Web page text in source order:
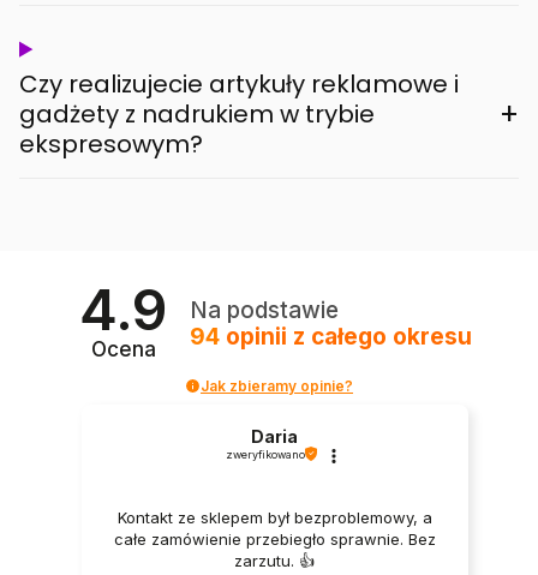
Czy realizujecie artykuły reklamowe i
gadżety z nadrukiem w trybie
ekspresowym?
+
4.9
Ocena
Na podstawie
94 opinii z całego okresu
Jak zbieramy opinie?
Daria
zweryfikowano
Kontakt ze sklepem był bezproblemowy, a
całe zamówienie przebiegło sprawnie. Bez
zarzutu. 👍️